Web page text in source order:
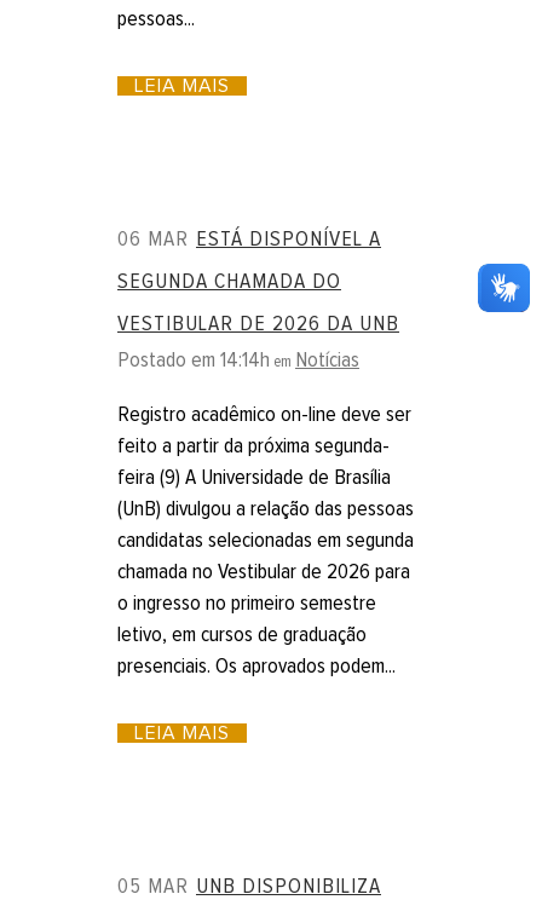
pessoas...
LEIA MAIS
06 MAR
ESTÁ DISPONÍVEL A
SEGUNDA CHAMADA DO
VESTIBULAR DE 2026 DA UNB
Postado em 14:14h em Notícias
Registro acadêmico on-line deve ser
feito a partir da próxima segunda-
feira (9) A Universidade de Brasília
(UnB) divulgou a relação das pessoas
candidatas selecionadas em segunda
chamada no Vestibular de 2026 para
o ingresso no primeiro semestre
letivo, em cursos de graduação
presenciais. Os aprovados podem...
LEIA MAIS
05 MAR UNB DISPONIBILIZA